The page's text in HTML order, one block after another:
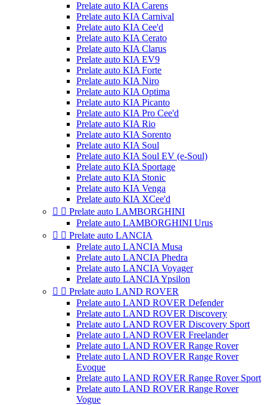
Prelate auto KIA Carens
Prelate auto KIA Carnival
Prelate auto KIA Cee'd
Prelate auto KIA Cerato
Prelate auto KIA Clarus
Prelate auto KIA EV9
Prelate auto KIA Forte
Prelate auto KIA Niro
Prelate auto KIA Optima
Prelate auto KIA Picanto
Prelate auto KIA Pro Cee'd
Prelate auto KIA Rio
Prelate auto KIA Sorento
Prelate auto KIA Soul
Prelate auto KIA Soul EV (e-Soul)
Prelate auto KIA Sportage
Prelate auto KIA Stonic
Prelate auto KIA Venga
Prelate auto KIA XCee'd
  Prelate auto LAMBORGHINI
Prelate auto LAMBORGHINI Urus
  Prelate auto LANCIA
Prelate auto LANCIA Musa
Prelate auto LANCIA Phedra
Prelate auto LANCIA Voyager
Prelate auto LANCIA Ypsilon
  Prelate auto LAND ROVER
Prelate auto LAND ROVER Defender
Prelate auto LAND ROVER Discovery
Prelate auto LAND ROVER Discovery Sport
Prelate auto LAND ROVER Freelander
Prelate auto LAND ROVER Range Rover
Prelate auto LAND ROVER Range Rover
Evoque
Prelate auto LAND ROVER Range Rover Sport
Prelate auto LAND ROVER Range Rover
Vogue